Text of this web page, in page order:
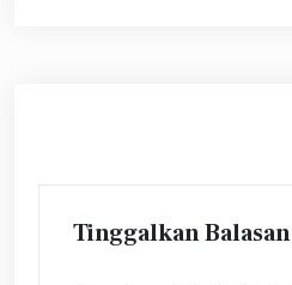
Tinggalkan Balasan